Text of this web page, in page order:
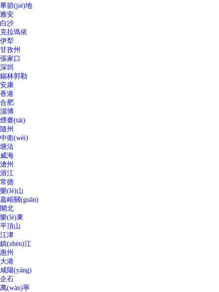
畢節(jié)地
雅安
白沙
克拉瑪依
伊犁
甘孜州
張家口
深圳
錫林郭勒
安康
香港
合肥
淄博
煙臺(tái)
隨州
中衛(wèi)
塘沽
威海
滄州
浙江
常德
樂(lè)山
嘉峪關(guān)
閘北
樂(lè)東
平頂山
江津
鎮(zhèn)江
惠州
大港
咸陽(yáng)
企石
萬(wàn)寧